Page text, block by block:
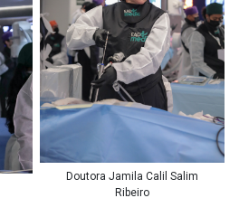
Doutora Jamila Calil Salim
Ribeiro